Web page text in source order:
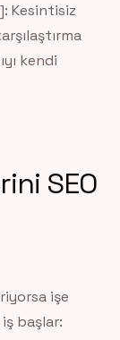
Kesintisiz
kendi
SEO
işe
başlar: